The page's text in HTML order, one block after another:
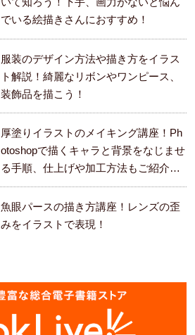
でいる絵描きさんにおすすめ！
服装のデザイン方法や描き方をイラス
ト解説！綺麗なリボンやワンピース、
装飾品を描こう！
厚塗りイラストのメイキング講座！Ph
otoshopで描くキャラと背景をなじませ
る手順、仕上げや加工方法もご紹介し
ます。
魚眼パースの描き方講座！レンズの歪
みをイラストで表現！